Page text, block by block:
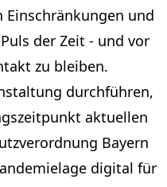
und
der Zeit - und vor
zu bleiben.
durchführen,
aktuellen
Bayern
digital für